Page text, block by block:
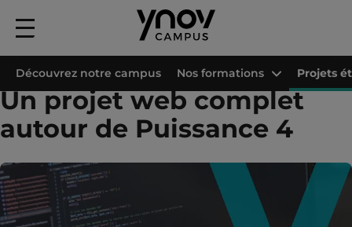
Menu
principal
Un projet web complet
autour de Puissance 4
Découvrez notre campus Nos formations Projets